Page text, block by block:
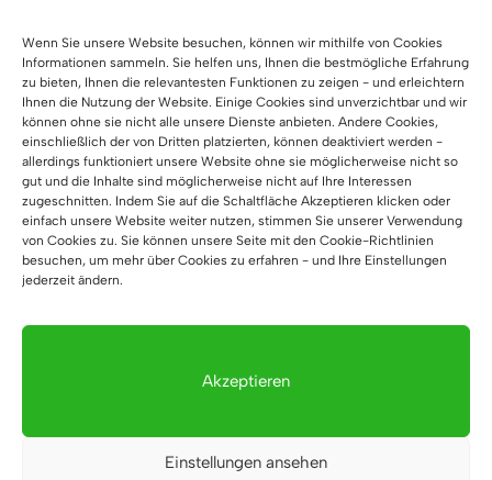
Wenn Sie unsere Website besuchen, können wir mithilfe von Cookies
Informationen sammeln. Sie helfen uns, Ihnen die bestmögliche Erfahrung
zu bieten, Ihnen die relevantesten Funktionen zu zeigen - und erleichtern
Ihnen die Nutzung der Website. Einige Cookies sind unverzichtbar und wir
können ohne sie nicht alle unsere Dienste anbieten. Andere Cookies,
einschließlich der von Dritten platzierten, können deaktiviert werden -
allerdings funktioniert unsere Website ohne sie möglicherweise nicht so
gut und die Inhalte sind möglicherweise nicht auf Ihre Interessen
zugeschnitten. Indem Sie auf die Schaltfläche Akzeptieren klicken oder
einfach unsere Website weiter nutzen, stimmen Sie unserer Verwendung
von Cookies zu. Sie können unsere Seite mit den Cookie-Richtlinien
besuchen, um mehr über Cookies zu erfahren - und Ihre Einstellungen
jederzeit ändern.
Akzeptieren
Einstellungen ansehen
1 2 3 4 … 7 8
9 →
Großer Schreibtisch – die
perfekte Lösung für ein
geräumiges Büro
Wissen Sie, warum sich viele Menschen für einen
Freude an deiner Arbeit. Sie haben Unterlagen um sich
Sie die Möglichkeit, Ihre Ideen zu entwickeln oder sich